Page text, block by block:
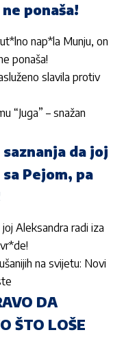
ponaša!
nap*la Munju, on
ponaša!
slavila protiv
“Juga” – snažan
da joj
Pejom, pa
Aleksandra radi iza
na svijetu: Novi
DA
ŠTO LOŠE